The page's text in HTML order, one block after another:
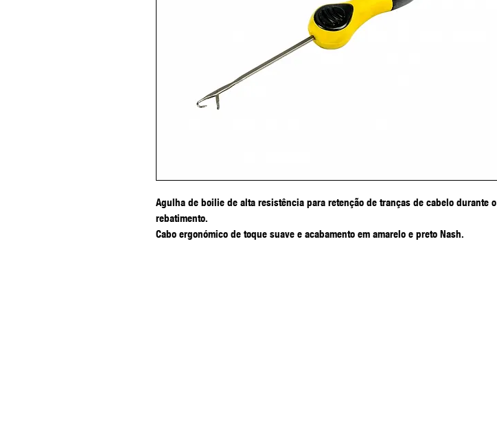
Agulha de boilie de alta resistência para retenção de tranças de cabelo durante o
rebatimento.
Cabo ergonómico de toque suave e acabamento em amarelo e preto Nash.